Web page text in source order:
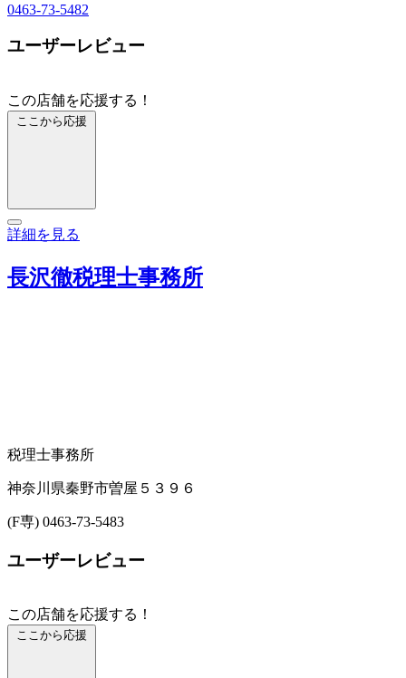
0463-73-5482
ユーザーレビュー
この店舗を応援する！
ここから応援
詳細を見る
長沢徹税理士事務所
税理士事務所
神奈川県秦野市曽屋５３９６
(F専) 0463-73-5483
ユーザーレビュー
この店舗を応援する！
ここから応援